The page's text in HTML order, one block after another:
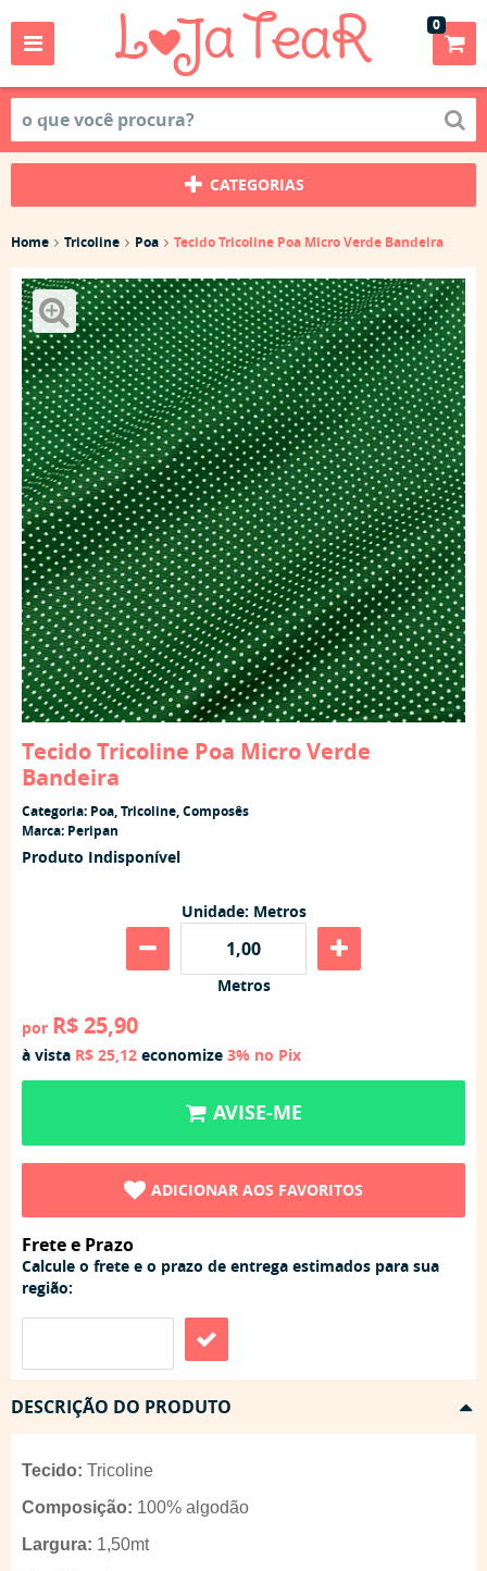
0
CATEGORIAS
Home Tricoline Poa Tecido Tricoline Poa Micro Verde Bandeira
Tecido Tricoline Poa Micro Verde
Bandeira
Categoria: Poa,Tricoline,Composês
Marca: Peripan
Produto Indisponível
Unidade: Metros
Metros
por R$ 25,90
à vista R$ 25,12 economize 3% no Pix
AVISE-ME
ADICIONAR AOS FAVORITOS
Frete e Prazo
Calcule o frete e o prazo de entrega estimados para sua
região:
DESCRIÇÃO DO PRODUTO
Tecido: Tricoline
Composição: 100% algodão
Largura: 1,50mt